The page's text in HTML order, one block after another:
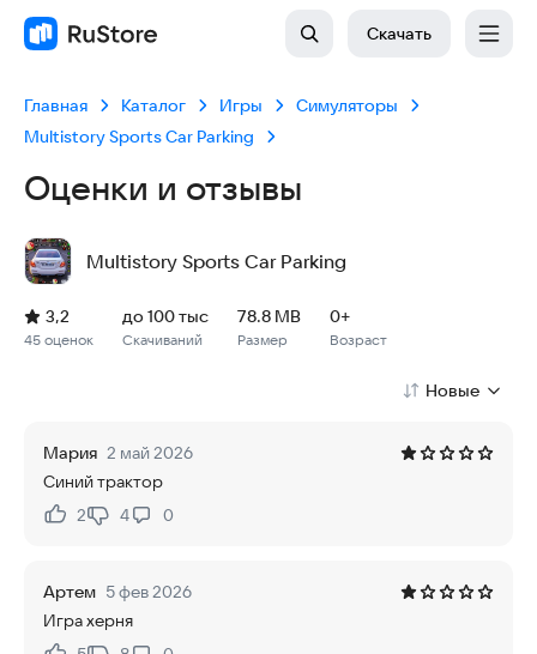
Скачать
Главная Каталог Игры
Симуляторы
Multistory Sports Car Parking
Оценки и отзывы
Multistory Sports Car Parking
Рейтинг: 3,2, 45 оценок
Скачиваний: до 100 тыс
Размер файла: 78.8 MB
Возрастное ограничение: 78.8 MB
45 оценок
3,2
Скачиваний
до 100 тыс
Размер
78.8 MB
Возраст
0+
Новые
Мария 2 май 2026
Синий трактор
Нравится:
2Не нравится:
4 0
Артем 5 фев 2026
Игра херня